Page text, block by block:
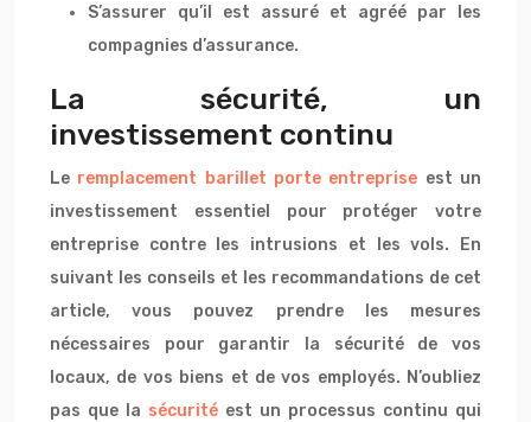
S’assurer qu’il est assuré et agréé par les
compagnies d’assurance.
La sécurité, un
investissement continu
Le remplacement barillet porte entreprise est un
investissement essentiel pour protéger votre
entreprise contre les intrusions et les vols. En
suivant les conseils et les recommandations de cet
article, vous pouvez prendre les mesures
nécessaires pour garantir la sécurité de vos
locaux, de vos biens et de vos employés. N’oubliez
pas que la sécurité est un processus continu qui